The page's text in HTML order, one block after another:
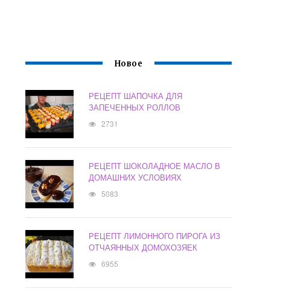
Новое
РЕЦЕПТ ШАПОЧКА ДЛЯ
ЗАПЕЧЕННЫХ РОЛЛОВ
2731
РЕЦЕПТ ШОКОЛАДНОЕ МАСЛО В
ДОМАШНИХ УСЛОВИЯХ
5083
РЕЦЕПТ ЛИМОННОГО ПИРОГА ИЗ
ОТЧАЯННЫХ ДОМОХОЗЯЕК
6955